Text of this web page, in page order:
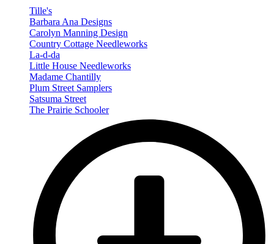
Tille's
Barbara Ana Designs
Carolyn Manning Design
Country Cottage Needleworks
La-d-da
Little House Needleworks
Madame Chantilly
Plum Street Samplers
Satsuma Street
The Prairie Schooler